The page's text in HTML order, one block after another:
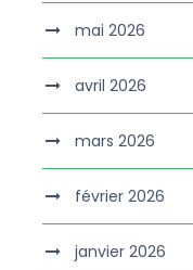
mai 2026
avril 2026
mars 2026
février 2026
janvier 2026